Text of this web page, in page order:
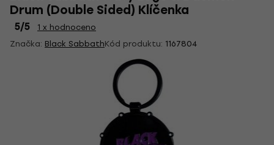
Drum (Double Sided) Klíčenka
5/5
1 x hodnoceno
Značka: Black SabbathKód produktu: 1167804